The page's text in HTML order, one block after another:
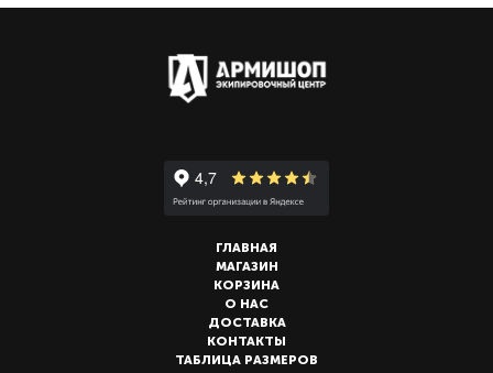
ГЛАВНАЯ
МАГАЗИН
КОРЗИНА
О НАС
ДОСТАВКА
КОНТАКТЫ
ТАБЛИЦА РАЗМЕРОВ